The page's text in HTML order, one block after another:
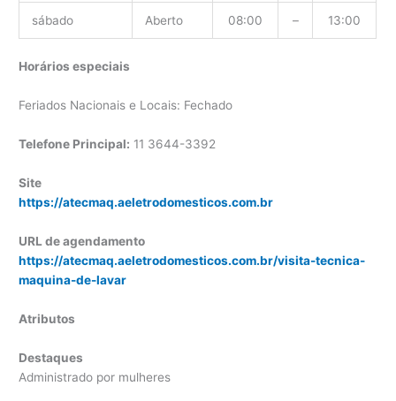
sábado Aberto 08:00 – 13:00
Horários especiais
Feriados Nacionais e Locais: Fechado
Telefone Principal: 11 3644-3392
Site
https://atecmaq.aeletrodomesticos.com.br
URL de agendamento
https://atecmaq.aeletrodomesticos.com.br/visita-tecnica-
maquina-de-lavar
Atributos
Destaques
Administrado por mulheres